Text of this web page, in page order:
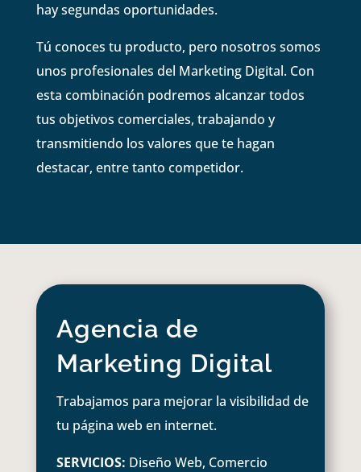
hay segundas oportunidades.
Tú conoces tu producto, pero nosotros somos
unos profesionales del Marketing Digital. Con
esta combinación podremos alcanzar todos
tus objetivos comerciales, trabajando y
transmitiendo los valores que te hagan
destacar, entre tanto competidor.
Agencia de
Marketing Digital
Trabajamos para mejorar la visibilidad de
tu página web en internet.
SERVICIOS: Diseño Web, Comercio